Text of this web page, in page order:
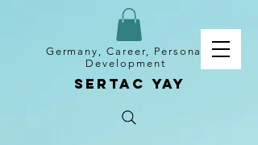
Sertac Yay
Germany, Career, Personal
Development